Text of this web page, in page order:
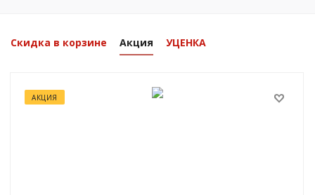
Скидка в корзине Акция УЦЕНКА
АКЦИЯ